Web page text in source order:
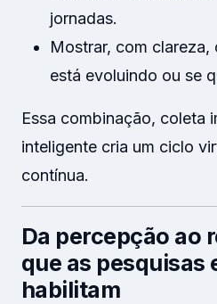
jornadas.
Mostrar, com clareza,
está evoluindo ou se
Essa combinação, coleta
inteligente cria um ciclo
contínua.
Da percepção ao
que as pesquisas
habilitam